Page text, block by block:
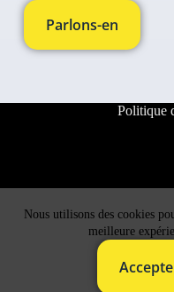
Nous utilisons des cookies
meilleure
Parlons-en
Politique